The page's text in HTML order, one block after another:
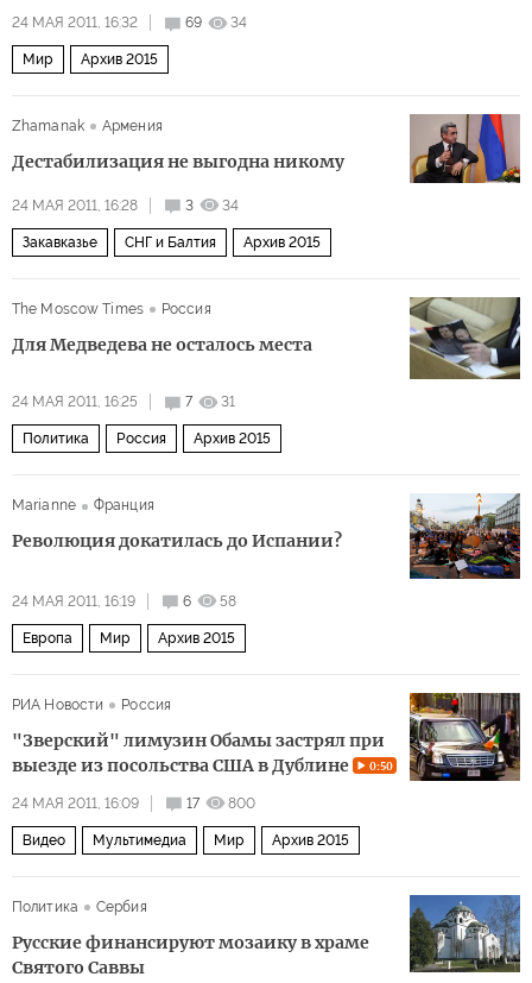
24 МАЯ 2011, 16:32 69 34
Мир Архив 2015
Zhamanak Армения
Дестабилизация не выгодна никому
24 МАЯ 2011, 16:28 3 34
Закавказье СНГ и Балтия Архив 2015
The Moscow Times Россия
Для Медведева не осталось места
24 МАЯ 2011, 16:25 7 31
Политика Россия Архив 2015
Marianne Франция
Революция докатилась до Испании?
24 МАЯ 2011, 16:19 6 58
Европа Мир Архив 2015
РИА Новости Россия
"Зверский" лимузин Обамы застрял при
выезде из посольства США в Дублине
0:50
24 МАЯ 2011, 16:09 17 800
Видео Мультимедиа Мир Архив 2015
Политика Сербия
Русские финансируют мозаику в храме
Святого Саввы